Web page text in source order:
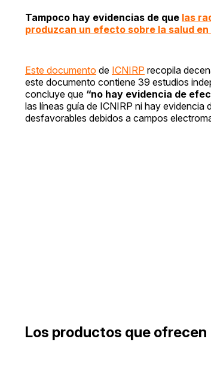
Tampoco hay evidencias de que las
produzcan un efecto sobre la salud
Este documento de ICNIRP recopila
este documento contiene 39 estudios
concluye que “no hay evidencia de
las líneas guía de ICNIRP ni hay
desfavorables debidos a campos
Los productos que